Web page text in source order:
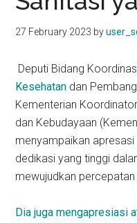
kit
indonesia
27 February 2023 by
Deputi Bidang
Kesehatan dan
Kementerian
dan Kebudayaan
menyampaikan
dedikasi yang tinggi
mewujudkan
Dia juga mengapresiasi